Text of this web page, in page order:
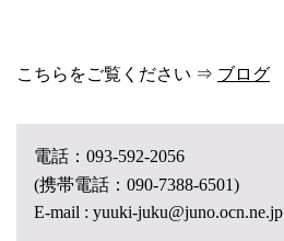
こちらをご覧ください ⇒ ブログ
電話： 093-592-2056
(携帯電話： 090-7388-6501)
E-mail : yuuki-juku@juno.ocn.ne.jp